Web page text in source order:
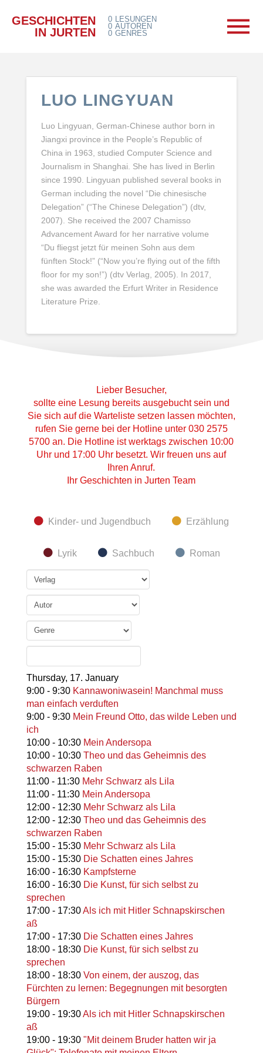
GESCHICHTEN
IN JURTEN
0
0
0
LESUNGEN
AUTOREN
GENRES
LUO LINGYUAN
Luo Lingyuan, German-Chinese author born in
Jiangxi province in the People’s Republic of
China in 1963, studied Computer Science and
Journalism in Shanghai. She has lived in Berlin
since 1990. Lingyuan published several books in
German including the novel “Die chinesische
Delegation” (“The Chinese Delegation”) (dtv,
2007). She received the 2007 Chamisso
Advancement Award for her narrative volume
“Du fliegst jetzt für meinen Sohn aus dem
fünften Stock!” (“Now you’re flying out of the fifth
floor for my son!”) (dtv Verlag, 2005). In 2017,
she was awarded the Erfurt Writer in Residence
Literature Prize.
Lieber Besucher,
sollte eine Lesung bereits ausgebucht sein und
Sie sich auf die Warteliste setzen lassen möchten,
rufen Sie gerne bei der Hotline unter 030 2575
5700 an. Die Hotline ist werktags zwischen 10:00
Uhr und 17:00 Uhr besetzt. Wir freuen uns auf
Ihren Anruf.
Ihr Geschichten in Jurten Team
Kinder- und Jugendbuch Erzählung
Lyrik Sachbuch Roman
Thursday, 17. January
9:00- 9:30 Kannawoniwasein! Manchmal muss
man einfach verduften
9:00- 9:30 Mein Freund Otto, das wilde Leben und
ich
10:00- 10:30 Mein Andersopa
10:00- 10:30 Theo und das Geheimnis des
schwarzen Raben
11:00- 11:30 Mehr Schwarz als Lila
11:00- 11:30 Mein Andersopa
12:00- 12:30 Mehr Schwarz als Lila
12:00- 12:30 Theo und das Geheimnis des
schwarzen Raben
15:00- 15:30 Mehr Schwarz als Lila
15:00- 15:30 Die Schatten eines Jahres
16:00- 16:30 Kampfsterne
16:00- 16:30 Die Kunst, für sich selbst zu
sprechen
17:00- 17:30Als ich mit Hitler Schnapskirschen
aß
17:00- 17:30 Die Schatten eines Jahres
18:00- 18:30 Die Kunst, für sich selbst zu
sprechen
18:00- 18:30 Von einem, der auszog, das
Fürchten zu lernen: Begegnungen mit besorgten
Bürgern
19:00- 19:30Als ich mit Hitler Schnapskirschen
aß
19:00- 19:30 "Mit deinem Bruder hatten wir ja